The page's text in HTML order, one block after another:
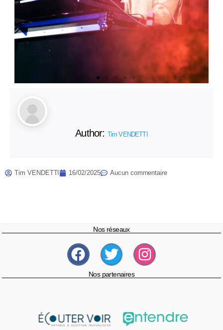
Author: Tim VENDETTI
Tim VENDETTI 16/02/2025 Aucun commentaire
Nos réseaux
Nos partenaires